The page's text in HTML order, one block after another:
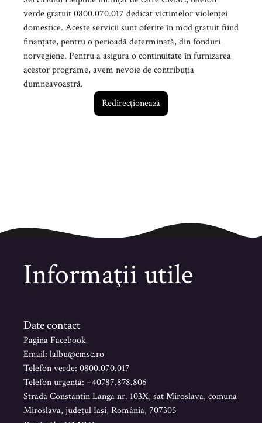
verde gratuit 0800.070.017 dedicat victimelor violenței
domestice. Aceste servicii sunt oferite în mod gratuit fiind
finanțate, pentru o perioadă determinată, din fonduri
norvegiene. Pentru a asigura o continuitate în furnizarea
acestor programe, avem nevoie de contribuția
dumneavoastră.
Redirecționează
Informaţii utile
Date contact
Pagina Facebook
Email: lalbu@cmsc.ro
Telefon verde: 0800.070.017
Telefon urgență: +40787.878.806
Strada Constantin Langa nr. 103X, sat Miroslava, comuna
Miroslava, județul Iași, România, 707305